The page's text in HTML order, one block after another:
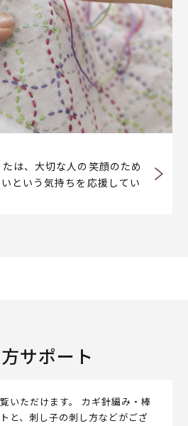
は、大切な人の笑顔のため
という気持ちを応援してい
サポート
いただけます。 カギ針編み・棒
と、刺し子の刺し方などがござ